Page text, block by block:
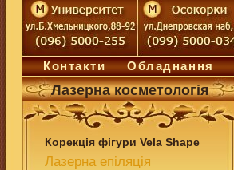
Контакти Обладнання
Лазерна косметологiя
Корекція фігури Vela Shape
Лазерна епiляцiя